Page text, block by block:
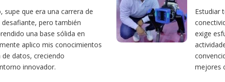
Estudiar teleco me ha permitido comprender cómo la
conectividad afecta nuestra vida diaria. Aunque la carrera
exige esfuerzo, he dedicado parte de mi tiempo a otras
actividades como el salvamento y socorrismo. Estoy
convencido de que elegir teleco ha sido una de las
mejores decisiones que he tomado.